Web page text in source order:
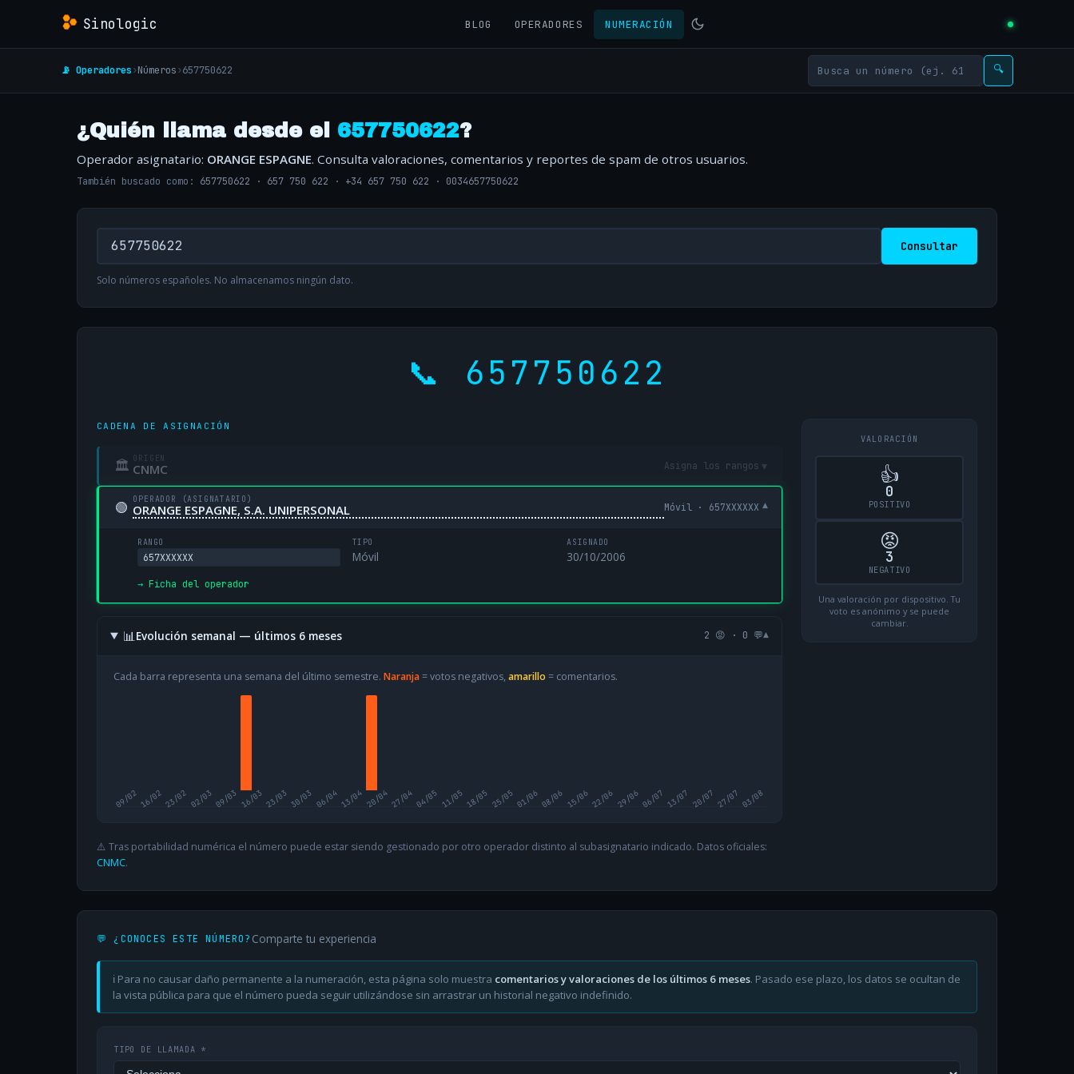
Sinologic BLOG OPERADORES NUMERACIÓN
📡 Operadores›Números›657750622 🔍
¿Quién llama desde el 657750622?
Operador asignatario: ORANGE ESPAGNE. Consulta valoraciones, comentarios y reportes de spam de otros usuarios.
También buscado como: 657750622 · 657 750 622 · +34 657 750 622 · 0034657750622
Consultar
Solo números españoles. No almacenamos ningún dato.
📞 657750622
CADENA DE ASIGNACIÓN
🏛 ORIGEN
CNMC Asigna los rangos ▾
🟢 OPERADOR (ASIGNATARIO)
ORANGE ESPAGNE, S.A. UNIPERSONAL Móvil · 657XXXXXX ▾
RANGO
657XXXXXX
TIPO
Móvil
ASIGNADO
30/10/2006
→ Ficha del operador
📊Evolución semanal — últimos 6 meses 2 😡 · 0 💬▾
Cada barra representa una semana del último semestre. Naranja= votos negativos, amarillo = comentarios.
09/0216/0223/02 02/03 09/03 16/03 23/03 30/03 06/0413/04 20/0427/0404/05 11/0518/05 25/0501/0608/06 15/0622/06 29/0606/07 13/07 20/07 27/07 03/08
⚠️ Tras portabilidad numérica el número puede estar siendo gestionado por otro operador distinto al subasignatario indicado. Datos oficiales:
CNMC.
VALORACIÓN
👍
0
POSITIVO
😡
3
NEGATIVO
Una valoración por dispositivo. Tu
voto es anónimo y se puede
cambiar.
💬 ¿CONOCES ESTE NÚMERO? Comparte tu experiencia
ℹ️ Para no causar daño permanente a la numeración, esta página solo muestra comentarios y valoraciones de los últimos 6 meses. Pasado ese plazo, los datos se ocultan de
la vista pública para que el número pueda seguir utilizándose sin arrastrar un historial negativo indefinido.
TIPO DE LLAMADA *